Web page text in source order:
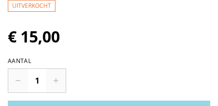
UITVERKOCHT
€ 15,00
AANTAL